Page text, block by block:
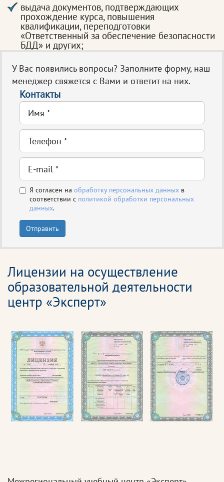
выдача документов, подтверждающих
прохождение курса, повышения
квалификации, переподготовки
«Ответственный за обеспечение безопасности
БДД» и других;
У Вас появились вопросы? Заполните форму, наш
менеджер свяжется с Вами и ответит на них.
Контакты
Я согласен на обработку персональных данных в
соответствии с политикой обработки персональных
данных.
Отправить
Лицензии на осуществление
образовательной деятельности
центр «Эксперт»